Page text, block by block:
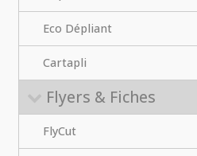
Eco Dépliant
Cartapli
Flyers & Fiches
FlyCut